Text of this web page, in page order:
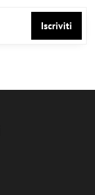
Iscriviti